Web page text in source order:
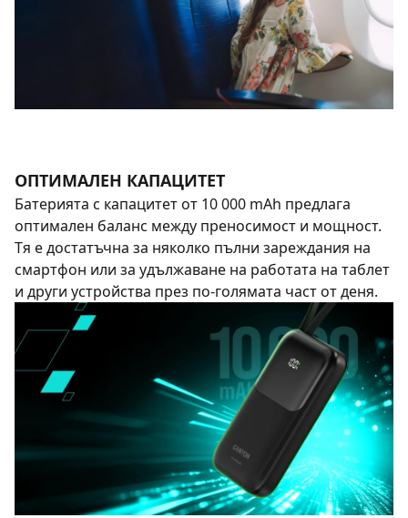
ОПТИМАЛЕН КАПАЦИТЕТ
Батерията с капацитет от 10 000 mAh предлага
оптимален баланс между преносимост и мощност.
Тя е достатъчна за няколко пълни зареждания на
смартфон или за удължаване на работата на таблет
и други устройства през по-голямата част от деня.